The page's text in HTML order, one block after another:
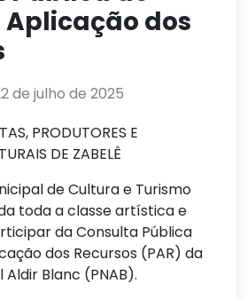
Aplicação dos
de julho de 2025
PRODUTORES E
DE ZABELÊ
de Cultura e Turismo
toda a classe artística e
da Consulta Pública
dos Recursos (PAR) da
Blanc (PNAB).